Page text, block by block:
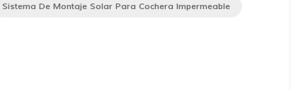
Sistema De Montaje Solar Para Cochera Impermeable